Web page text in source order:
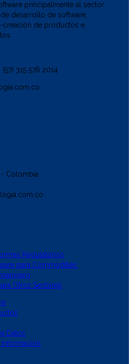
principalmente al sector
desarrollo de software,
creación de productos e
315 576 2014
- Colombia
Regulatorios
para Commodities
Otros Sectores
Datos